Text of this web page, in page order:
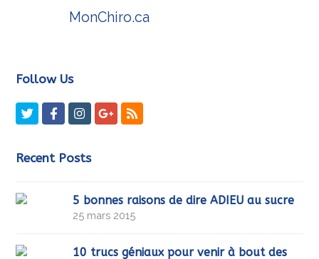
MonChiro.ca
Follow Us
TwitterFacebookInstagramGooglePlus
RSS
Recent Posts
5 bonnes raisons de dire ADIEU au sucre
25 mars 2015
10 trucs géniaux pour venir à bout des